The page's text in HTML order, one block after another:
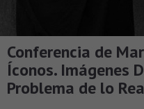
Conferencia de
Íconos. Imágenes
Problema de lo